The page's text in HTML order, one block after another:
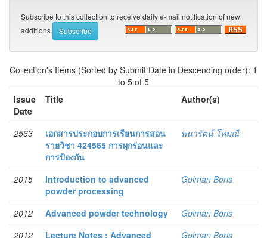
Subscribe to this collection to receive daily e-mail notification of new
additions
Collection's Items (Sorted by Submit Date in Descending order): 1
to 5 of 5
Issue
Date
Title Author(s)
2563
เอกสารประกอบการเรียนการสอน
รายวิชา 424565 การผุกร่อนและ
การป้องกัน
พนารัตน์ โทมณี
2015
Introduction to advanced
powder processing
Golman Boris
2012 Advanced powder technology
Golman Boris
2012
Lecture Notes : Advanced
Golman Boris